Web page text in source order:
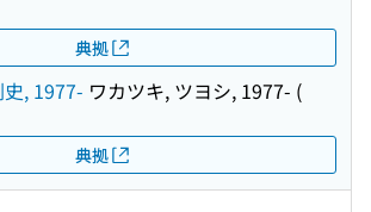
典拠
, 1977- ワカツキ, ツヨシ, 1977- (
典拠